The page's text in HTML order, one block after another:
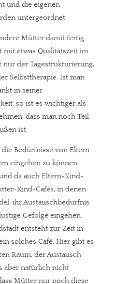
und die eigenen
untergeordnet.
Mütter damit fertig
mit etwas Qualitätszeit im
nur der Tagestrukturierung,
Selbsttherapie. Ist man
in seiner
so ist es wichtiger als
dass man noch Teil
ist.
Bedürfnisse von Eltern
eingehen zu können,
da auch Eltern-Kind-
Kind-Cafés, in denen
ihr Austauschbedürfnis
Gefolge eingehen
entsteht zur Zeit in
solches Café. Hier gibt es
Raum, der Austausch
aber natürlich nicht
Mütter nur noch diese